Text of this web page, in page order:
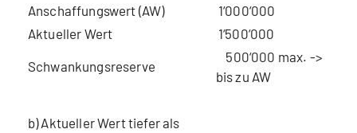
Anschaffungswert (AW)
1‘000‘000
Aktueller Wert
1‘500‘000
Schwankungsreserve
500‘000 max. ->
bis zu AW
b) Aktueller Wert tiefer als